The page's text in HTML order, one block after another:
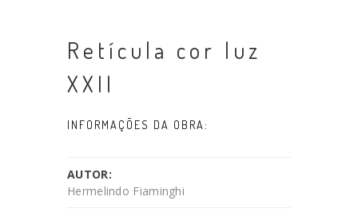
Retícula cor luz
XXII
INFORMAÇÕES DA OBRA:
AUTOR:
Hermelindo Fiaminghi